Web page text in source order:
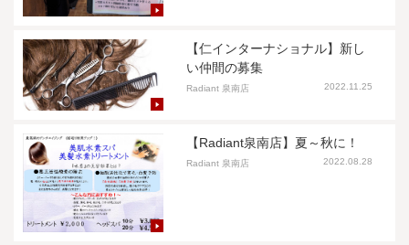
【仁インターナショナル】新し
い仲間の募集
Radiant 泉南店 2022.11.25
【Radiant泉南店】夏～秋に！
Radiant 泉南店 2022.08.28